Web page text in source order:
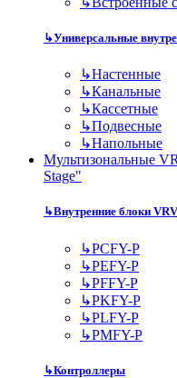
↳Универсальные
↳Настенные
↳Канальные
↳Кассетные
↳Подвесные
↳Напольные
Мультизональные
Stage"
↳Внутренние блоки VRV
↳PCFY-P
↳PEFY-P
↳PFFY-P
↳PKFY-P
↳PLFY-P
↳PMFY-P
↳Контроллеры